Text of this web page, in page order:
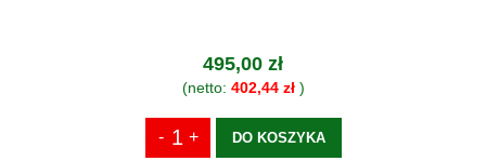
495,00 zł
(netto: 402,44 zł)
DO KOSZYKA